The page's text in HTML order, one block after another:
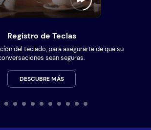
Registro de Teclas
del teclado, para asegurarte de que su
sean seguras.
DESCUBRE MÁS